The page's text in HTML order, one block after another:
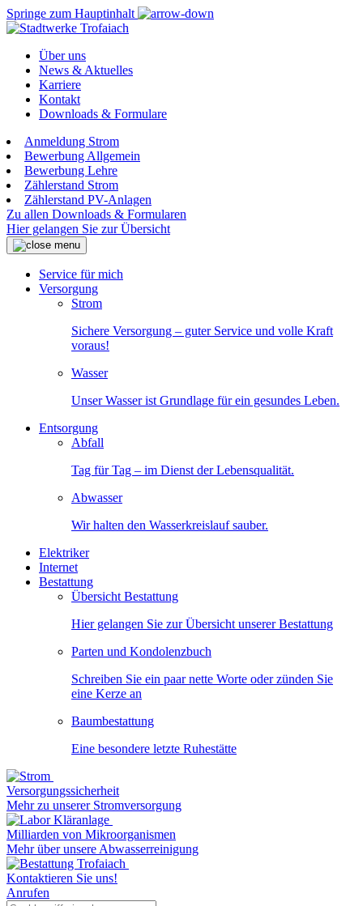
Springe zum Hauptinhalt
Über uns
News & Aktuelles
Karriere
Kontakt
Downloads & Formulare
Anmeldung Strom
Bewerbung Allgemein
Bewerbung Lehre
Zählerstand Strom
Zählerstand PV-Anlagen
Zu allen Downloads & Formularen
Hier gelangen Sie zur Übersicht
Service für mich
Versorgung
Strom
Sichere Versorgung – guter Service und volle Kraft
voraus!
Wasser
Unser Wasser ist Grundlage für ein gesundes Leben.
Entsorgung
Abfall
Tag für Tag – im Dienst der Lebensqualität.
Abwasser
Wir halten den Wasserkreislauf sauber.
Elektriker
Internet
Bestattung
Übersicht Bestattung
Hier gelangen Sie zur Übersicht unserer Bestattung
Parten und Kondolenzbuch
Schreiben Sie ein paar nette Worte oder zünden Sie
eine Kerze an
Baumbestattung
Eine besondere letzte Ruhestätte
Versorgungssicherheit
Mehr zu unserer Stromversorgung
Milliarden von Mikroorganismen
Mehr über unsere Abwasserreinigung
Kontaktieren Sie uns!
Anrufen